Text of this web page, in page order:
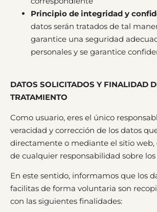
Principio de integridad y
datos serán tratados de tal
garantice una seguridad
personales y se garantice
DATOS SOLICITADOS Y FINALIDAD
TRATAMIENTO
Como usuario, eres el único
veracidad y corrección de los datos
directamente o mediante el sitio web,
de cualquier responsabilidad sobre
En este sentido, informamos que los
facilitas de forma voluntaria son
con las siguientes finalidades: